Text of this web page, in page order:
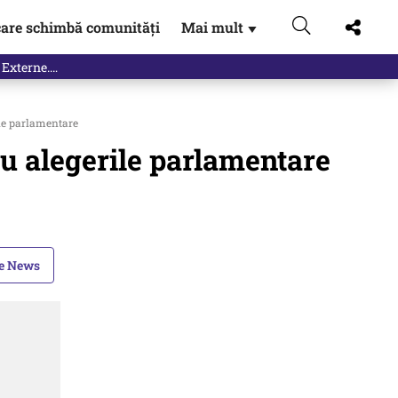
schimbă comunități Mai mult ▼
parlamentare
alegerile parlamentare
News